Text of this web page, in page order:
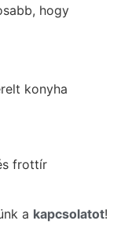
hogy
konyha
frottír
a kapcsolatot!